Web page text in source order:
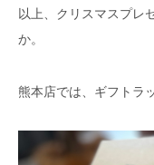
以上、クリスマスプレ
か。
熊本店では、ギフトラ